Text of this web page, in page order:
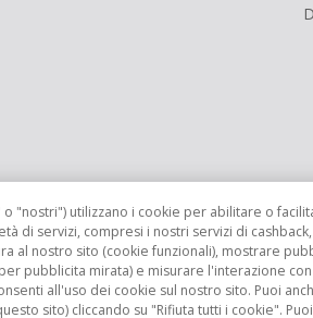
CN JP DE FR AU ES
"nostri") utilizzano i cookie per abilitare o
di servizi, compresi i nostri servizi di
al nostro sito (cookie funzionali), mostrare
pubblicita mirata) e misurare l'interazione
all'uso dei cookie sul nostro sito. Puoi
sito) cliccando su "Rifiuta tutti i cookie".